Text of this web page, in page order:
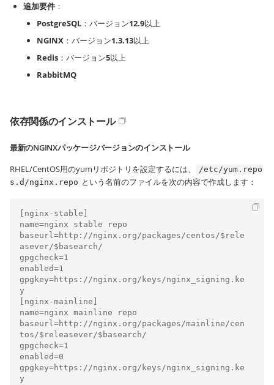
追加要件 ：
PostgreSQL ：バージョン12.9以上
NGINX ：バージョン1.3.13以上
Redis ：バージョン5以上
RabbitMQ
依存関係のインストール
最新のNGINXパッケージバージョンのインストール
RHEL/CentOS用のyumリポジトリを設定するには、
/etc/yum.repo
s.d/nginx.repo という名前のファイルを次の内容で作成します：
[nginx-stable]
name=nginx stable repo
baseurl=http://nginx.org/packages/centos/$rele
asever/$basearch/
gpgcheck=1
enabled=1
gpgkey=https://nginx.org/keys/nginx_signing.ke
y
[nginx-mainline]
name=nginx mainline repo
baseurl=http://nginx.org/packages/mainline/cen
tos/$releasever/$basearch/
gpgcheck=1
enabled=0
gpgkey=https://nginx.org/keys/nginx_signing.ke
y